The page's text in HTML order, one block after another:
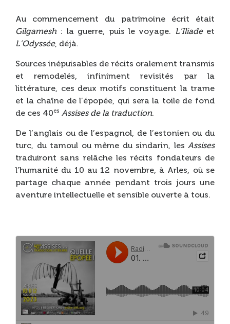
Au commencement du patrimoine écrit était
Gilgamesh : la guerre, puis le voyage. L’Iliadeet
L’Odyssée, déjà.
Sources inépuisables de récits oralement transmis
et remodelés, infiniment revisités par la
littérature, ces deux motifs constituent la trame
et la chaîne de l’épopée, qui sera la toile de fond
de ces 40es Assises de la traduction.
De l’anglais ou de l’espagnol, de l’estonien ou du
turc, du tamoul ou même du sindarin, les Assises
traduiront sans relâche les récits fondateurs de
l’humanité du 10 au 12 novembre, à Arles, où se
partage chaque année pendant trois jours une
aventure intellectuelle et sensible ouverte à tous.